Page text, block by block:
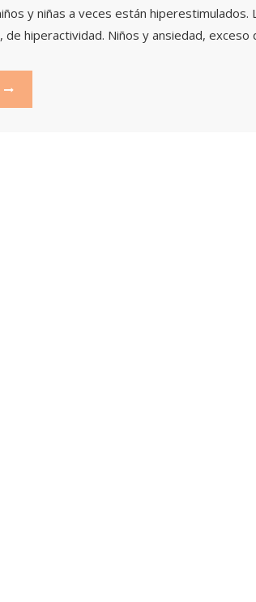
y niñas a veces están
de hiperactividad. Niños y ansiedad,